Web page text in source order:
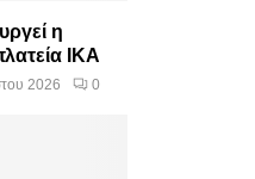
η
ΙΚΑ
2026 0